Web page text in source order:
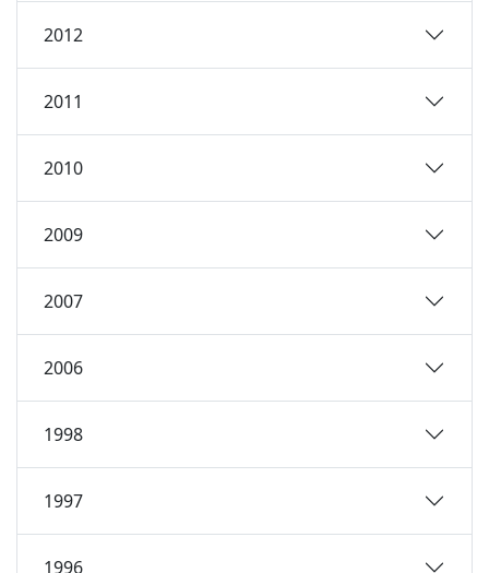
2012
2011
2010
2009
2007
2006
1998
1997
1996